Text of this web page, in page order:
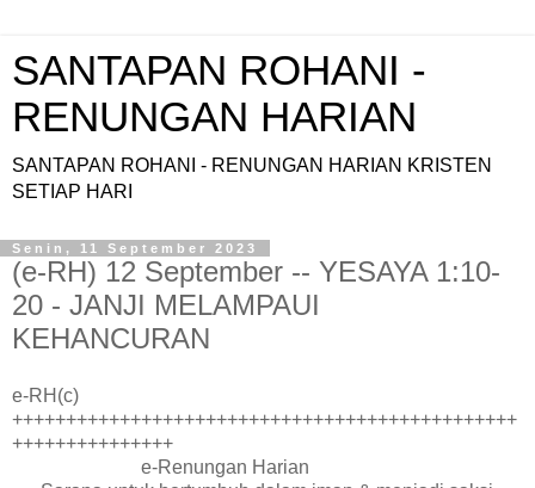
SANTAPAN ROHANI -
RENUNGAN HARIAN
SANTAPAN ROHANI - RENUNGAN HARIAN KRISTEN
SETIAP HARI
Senin, 11 September 2023
(e-RH) 12 September -- YESAYA 1:10-
20 - JANJI MELAMPAUI
KEHANCURAN
e-RH(c)
+++++++++++++++++++++++++++++++++++++++++++++++
+++++++++++++++
e-Renungan Harian